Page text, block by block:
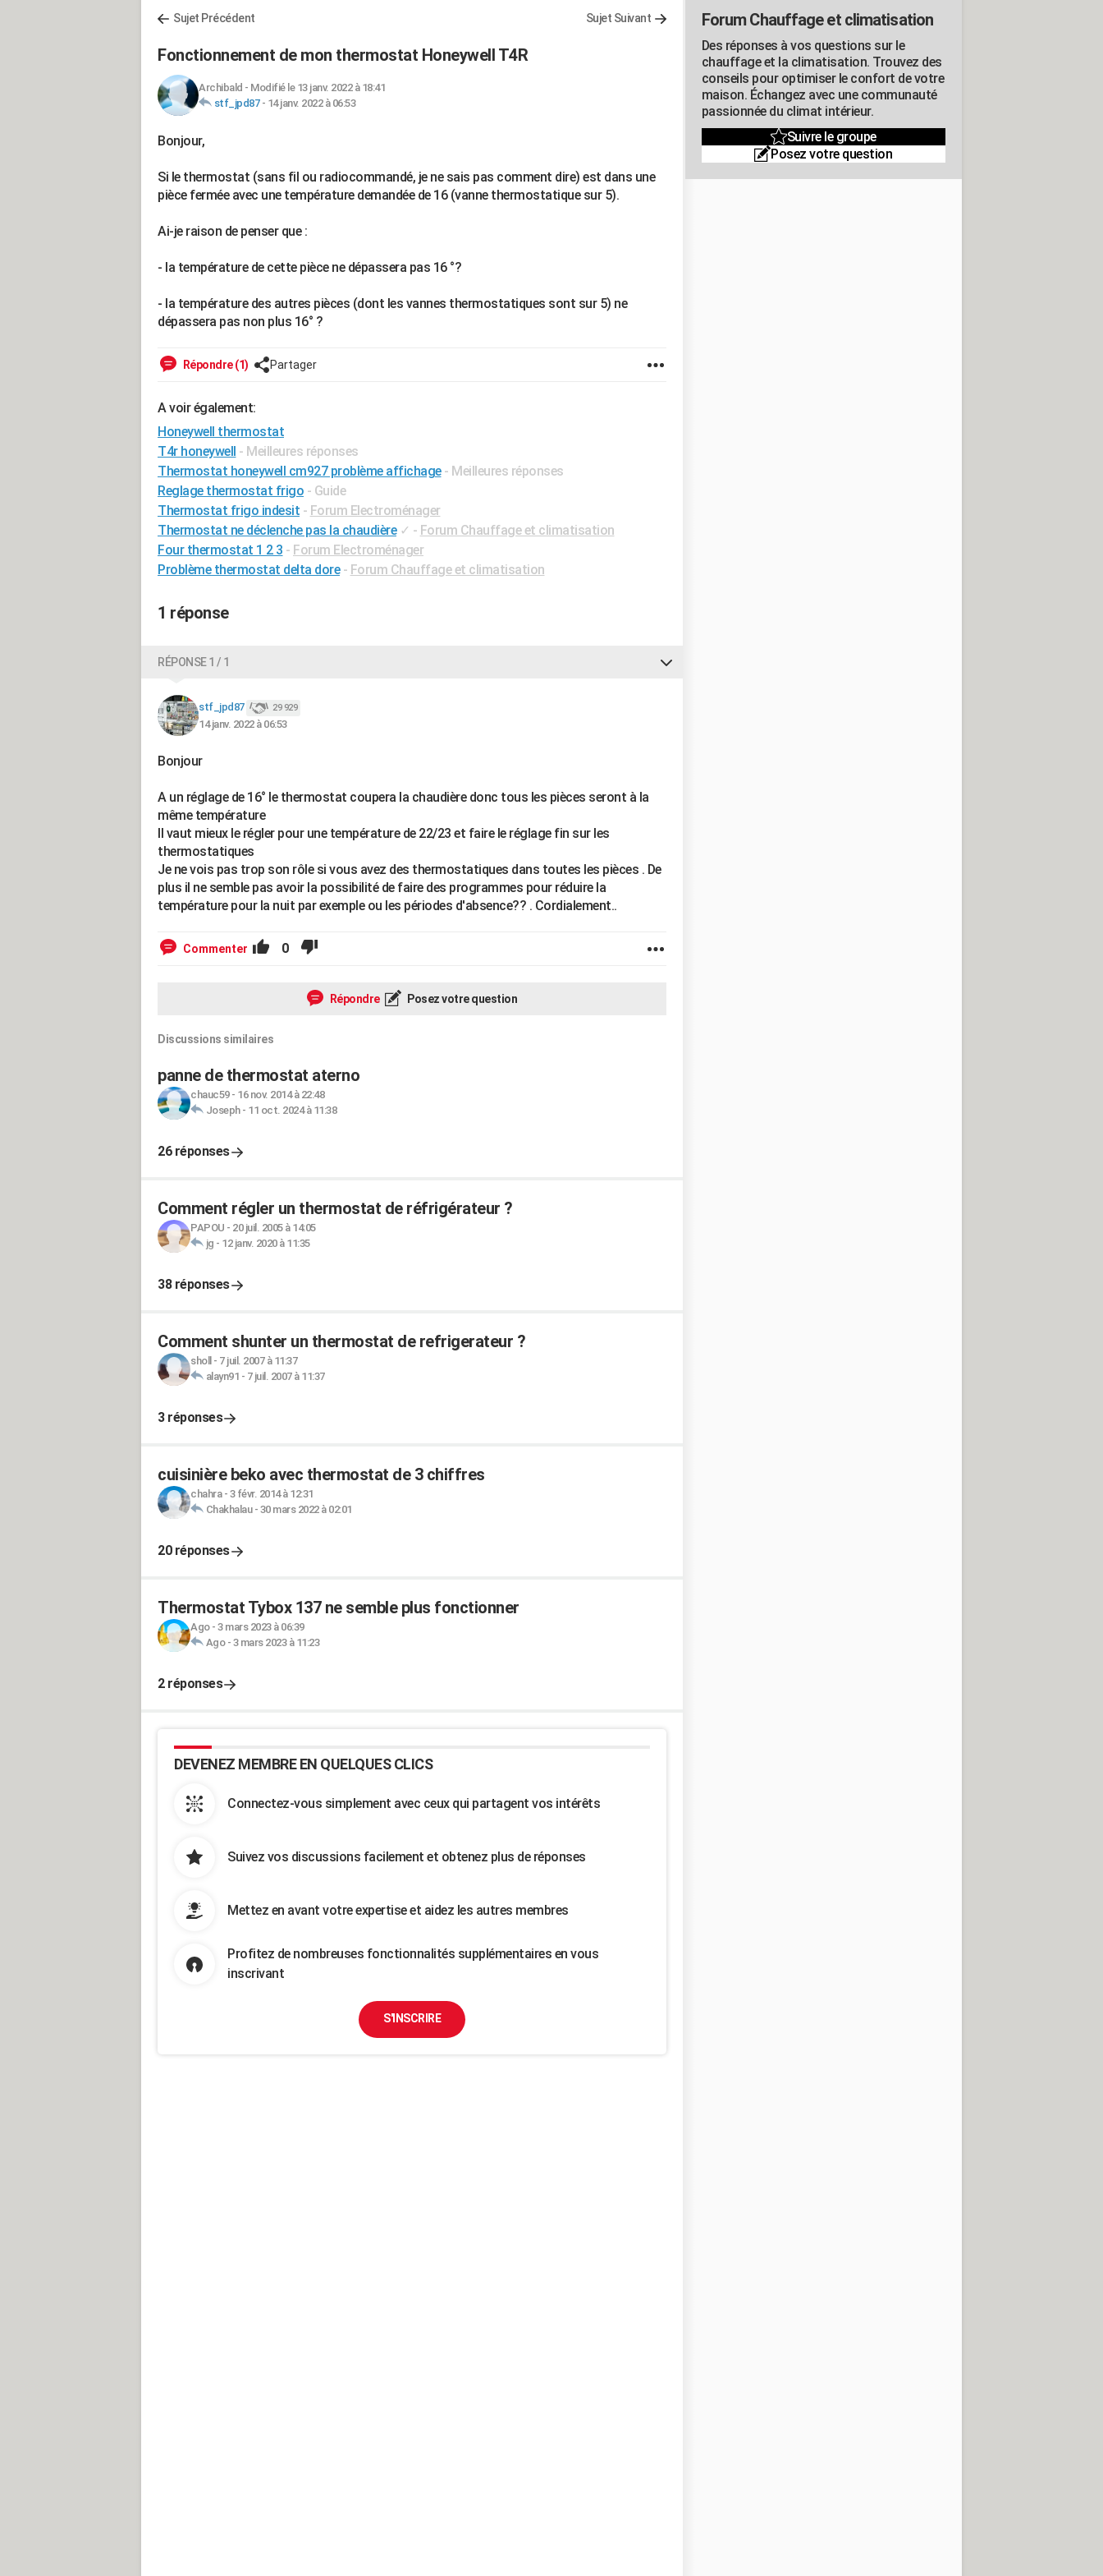
Sujet Précédent Sujet Suivant
Fonctionnement de mon thermostat Honeywell T4R
Archibald - Modifié le 13 janv. 2022 à 18:41
stf_jpd87- 14 janv. 2022 à 06:53
Bonjour,
Si le thermostat (sans fil ou radiocommandé, je ne sais pas comment dire) est dans une
pièce fermée avec une température demandée de 16 (vanne thermostatique sur 5).
Ai-je raison de penser que :
- la température de cette pièce ne dépassera pas 16 °?
- la température des autres pièces (dont les vannes thermostatiques sont sur 5) ne
dépassera pas non plus 16° ?
Répondre (1) Partager
A voir également:
Honeywell thermostat
T4r honeywell - Meilleures réponses
Thermostat honeywell cm927 problème affichage - Meilleures réponses
Reglage thermostat frigo - Guide
Thermostat frigo indesit - Forum Electroménager
Thermostat ne déclenche pas la chaudière ✓ - Forum Chauffage et climatisation
Four thermostat 1 2 3 - Forum Electroménager
Problème thermostat delta dore - Forum Chauffage et climatisation
1 réponse
RÉPONSE 1 / 1
stf_jpd87 29 929
14 janv. 2022 à 06:53
Bonjour
A un réglage de 16° le thermostat coupera la chaudière donc tous les pièces seront à la
même température
Il vaut mieux le régler pour une température de 22/23 et faire le réglage fin sur les
thermostatiques
Je ne vois pas trop son rôle si vous avez des thermostatiques dans toutes les pièces . De
plus il ne semble pas avoir la possibilité de faire des programmes pour réduire la
température pour la nuit par exemple ou les périodes d'absence?? . Cordialement..
Commenter 0
Répondre Posez votre question
Discussions similaires
panne de thermostat aterno
chauc59- 16 nov. 2014 à 22:48
Joseph- 11 oct. 2024 à 11:38
26 réponses
Comment régler un thermostat de réfrigérateur ?
PAPOU - 20 juil. 2005 à 14:05
jg - 12 janv. 2020 à 11:35
38 réponses
Comment shunter un thermostat de refrigerateur ?
sholl - 7 juil. 2007 à 11:37
alayn91 - 7 juil. 2007 à 11:37
3 réponses
cuisinière beko avec thermostat de 3 chiffres
chahra- 3 févr. 2014 à 12:31
Chakhalau- 30 mars 2022 à 02:01
20 réponses
Thermostat Tybox 137 ne semble plus fonctionner
Ago- 3 mars 2023 à 06:39
Ago- 3 mars 2023 à 11:23
2 réponses
DEVENEZ MEMBRE EN QUELQUES CLICS
Connectez-vous simplement avec ceux qui partagent vos intérêts
Suivez vos discussions facilement et obtenez plus de réponses
Mettez en avant votre expertise et aidez les autres membres
Profitez de nombreuses fonctionnalités supplémentaires en vous
inscrivant
S'INSCRIRE
Forum Chauffage et climatisation
Des réponses à vos questions sur le
chauffage et la climatisation. Trouvez des
conseils pour optimiser le confort de votre
maison. Échangez avec une communauté
passionnée du climat intérieur.
Suivre le groupe
Posez votre question